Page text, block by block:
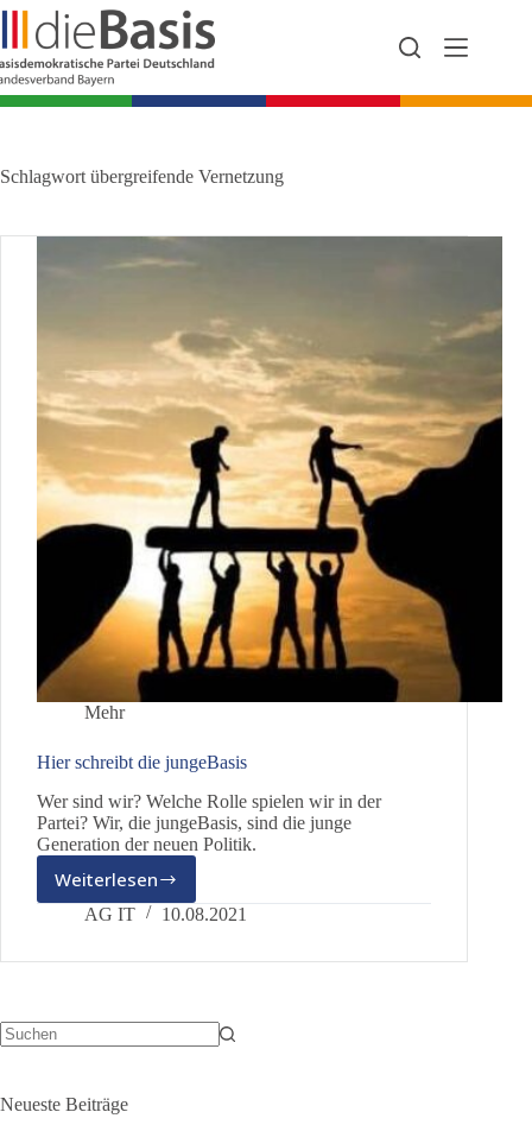
Zum
Inhalt
springen
Schlagwort übergreifende Vernetzung
Mehr
Hier schreibt die jungeBasis
Wer sind wir? Welche Rolle spielen wir in der
Partei? Wir, die jungeBasis, sind die junge
Generation der neuen Politik.
Weiterlesen
Hier
schreibt
jungeBasis
AG IT 10.08.2021
Neueste Beiträge